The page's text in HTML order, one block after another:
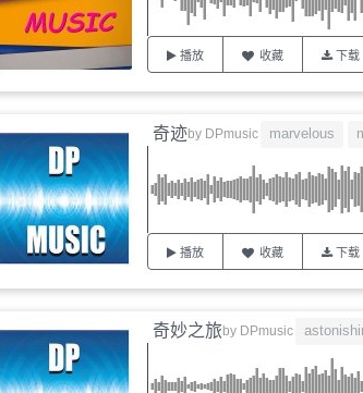
播放 收藏 下载
奇迹by DPmusic marvelous
播放 收藏 下载
奇妙之旅by DPmusic